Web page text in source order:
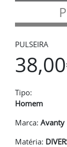
PULSEIRA
Tipo:
Homem
Marca: Avanty
Matéria: